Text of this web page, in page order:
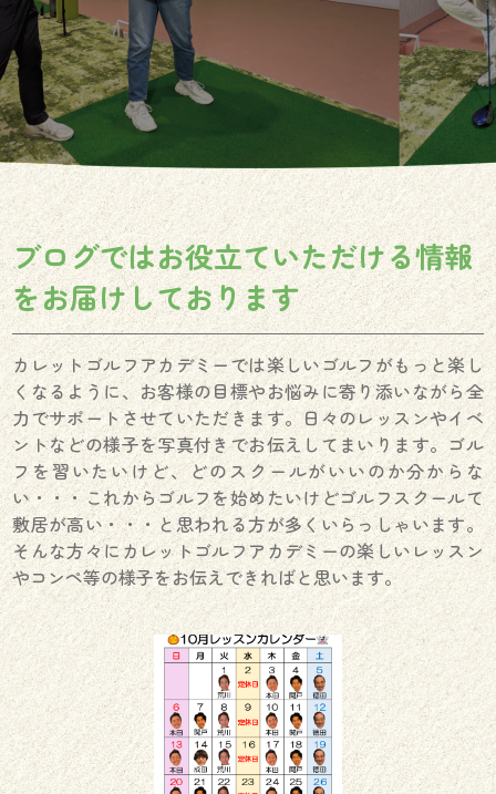
ブログではお役立ていただける情報
をお届けしております
カレットゴルフアカデミーでは楽しいゴルフがもっと楽し
くなるように、お客様の目標やお悩みに寄り添いながら全
力でサポートさせていただきます。日々のレッスンやイベ
ントなどの様子を写真付きでお伝えしてまいります。ゴル
フを習いたいけど、どのスクールがいいのか分からな
い・・・これからゴルフを始めたいけどゴルフスクールて
敷居が高い・・・と思われる方が多くいらっしゃいます。
そんな方々にカレットゴルフアカデミーの楽しいレッスン
やコンペ等の様子をお伝えできればと思います。